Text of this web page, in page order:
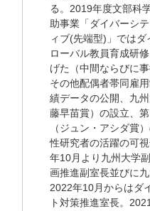
る。2019年度文部科
助事業「ダイバーシ
ィブ(先端型)」では
ローバル教員育成研
げた（中間ならびに
その他配偶者帯同雇
績データの公開、九
藤早苗賞）の設立、
（ジュン・アシダ賞
性研究者の活躍の可
年10月より九州大学
画推進副室長並びに
2022年10月からはダ
ト対策推進室長。